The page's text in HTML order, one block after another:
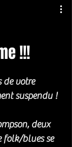
!!!
de votre
suspendu !
deux
folk/blues se